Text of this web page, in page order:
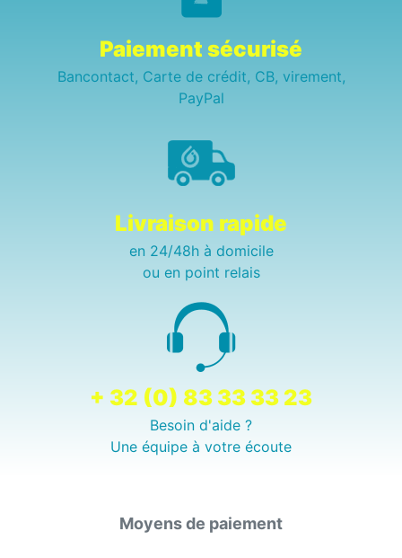
Paiement sécurisé
Bancontact, Carte de crédit, CB, virement,
PayPal
Livraison rapide
en 24/48h à domicile
ou en point relais
+ 32 (0) 83 33 33 23
Besoin d'aide ?
Une équipe à votre écoute
Moyens de paiement